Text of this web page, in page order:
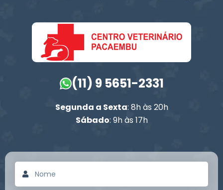
(11) 9 5651-2331
Segunda a Sexta: 8h às 20h
Sábado: 9h às 17h